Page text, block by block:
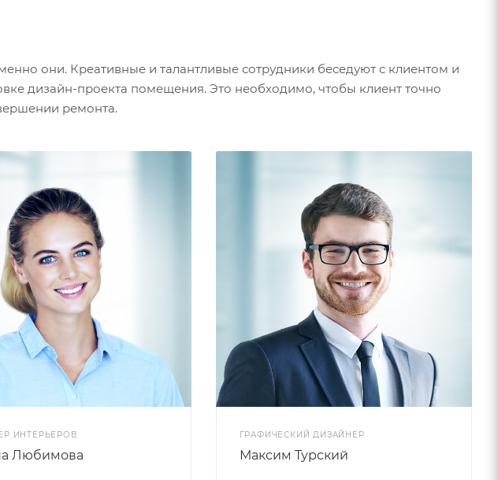
они. Креативные и талантливые сотрудники беседуют с клиентом и
дизайн-проекта помещения. Это необходимо, чтобы клиент точно
ремонта.
ИНТЕРЬЕРОВ
Любимова
ГРАФИЧЕСКИЙ ДИЗАЙНЕР
Максим Турский